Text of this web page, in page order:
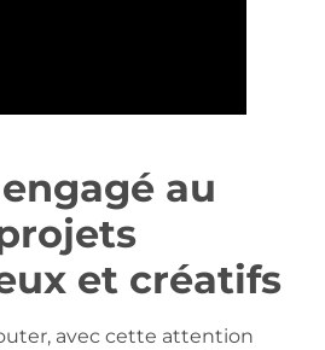
au
et créatifs
avec cette attention